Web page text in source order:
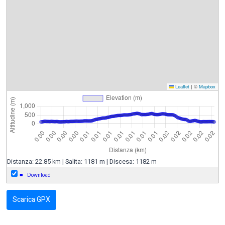
Leaflet | ©Mapbox
Distanza: 22.85 km | Salita: 1181 m | Discesa: 1182 m
■ Download
Scarica GPX